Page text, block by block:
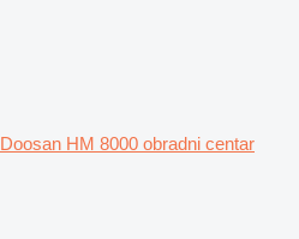
Doosan HM 8000 obradni centar